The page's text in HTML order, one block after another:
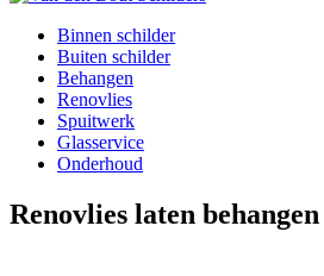
Binnen schilder
Buiten schilder
Behangen
Renovlies
Spuitwerk
Glasservice
Onderhoud
Renovlies laten